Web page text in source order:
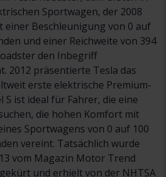
Sportwagen, der 2008
einer Beschleunigung von 0 auf
und einer Reichweite von 394
den Inbegriff
2012 präsentierte Tesla das
erste elektrische Premium-
S ist ideal für Fahrer, die eine
die hohen Komfort mit
Sportwagens von 0 auf 100
vereint. Tatsächlich wurde
vom Magazin Motor Trend
und erhielt von der NHTSA